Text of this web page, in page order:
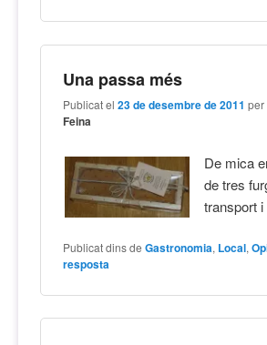
Una passa més
Publicat el23 de desembre de 2011 per
Feina
De mica
de tres
transport
Publicat dins de Gastronomia, Local,
resposta